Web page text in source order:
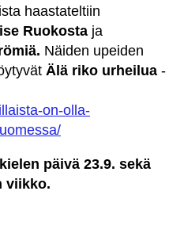
haastateltiin
Ruokosta ja
Näiden upeiden
Älä riko urheilua -
on-olla-
päivä 23.9. sekä
viikko.